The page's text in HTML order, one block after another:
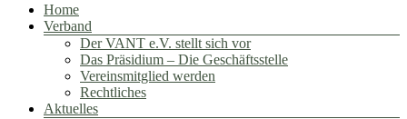
Menü
Home
Verband
Der VANT e.V. stellt sich vor
Das Präsidium – Die Geschäftsstelle
Vereinsmitglied werden
Rechtliches
Aktuelles